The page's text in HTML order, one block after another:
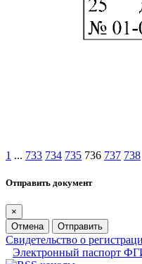
1 ... 733 734 735 736 737 738
Отправить документ
×
Отмена
Отправить
Свидетельство о
Электронный паспорт